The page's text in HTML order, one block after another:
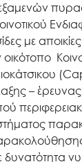
με
–
δυνατότητα